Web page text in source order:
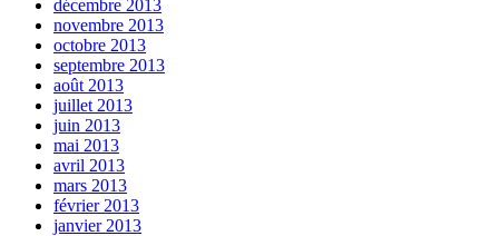
décembre 2013
novembre 2013
octobre 2013
septembre 2013
août 2013
juillet 2013
juin 2013
mai 2013
avril 2013
mars 2013
février 2013
janvier 2013